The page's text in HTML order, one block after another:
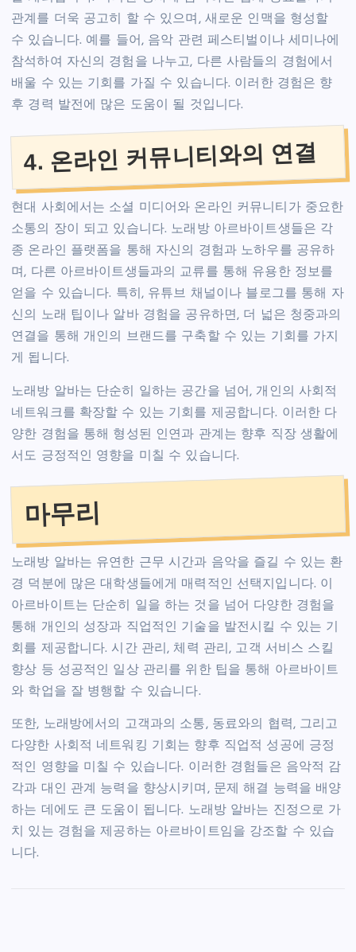
관계를 더욱 공고히 할 수 있으며, 새로운 인맥을 형성할
수 있습니다. 예를 들어, 음악 관련 페스티벌이나 세미나에
참석하여 자신의 경험을 나누고, 다른 사람들의 경험에서
배울 수 있는 기회를 가질 수 있습니다. 이러한 경험은 향
후 경력 발전에 많은 도움이 될 것입니다.
4. 온라인 커뮤니티와의 연결
현대 사회에서는 소셜 미디어와 온라인 커뮤니티가 중요한
소통의 장이 되고 있습니다. 노래방 아르바이트생들은 각
종 온라인 플랫폼을 통해 자신의 경험과 노하우를 공유하
며, 다른 아르바이트생들과의 교류를 통해 유용한 정보를
얻을 수 있습니다. 특히, 유튜브 채널이나 블로그를 통해 자
신의 노래 팁이나 알바 경험을 공유하면, 더 넓은 청중과의
연결을 통해 개인의 브랜드를 구축할 수 있는 기회를 가지
게 됩니다.
노래방 알바는 단순히 일하는 공간을 넘어, 개인의 사회적
네트워크를 확장할 수 있는 기회를 제공합니다. 이러한 다
양한 경험을 통해 형성된 인연과 관계는 향후 직장 생활에
서도 긍정적인 영향을 미칠 수 있습니다.
마무리
노래방 알바는 유연한 근무 시간과 음악을 즐길 수 있는 환
경 덕분에 많은 대학생들에게 매력적인 선택지입니다. 이
아르바이트는 단순히 일을 하는 것을 넘어 다양한 경험을
통해 개인의 성장과 직업적인 기술을 발전시킬 수 있는 기
회를 제공합니다. 시간 관리, 체력 관리, 고객 서비스 스킬
향상 등 성공적인 일상 관리를 위한 팁을 통해 아르바이트
와 학업을 잘 병행할 수 있습니다.
또한, 노래방에서의 고객과의 소통, 동료와의 협력, 그리고
다양한 사회적 네트워킹 기회는 향후 직업적 성공에 긍정
적인 영향을 미칠 수 있습니다. 이러한 경험들은 음악적 감
각과 대인 관계 능력을 향상시키며, 문제 해결 능력을 배양
하는 데에도 큰 도움이 됩니다. 노래방 알바는 진정으로 가
치 있는 경험을 제공하는 아르바이트임을 강조할 수 있습
니다.